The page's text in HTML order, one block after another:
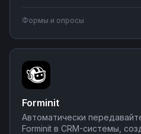
Google Sheets и Slack.
обратной связи клиентов
от простых уведомлений
аналитики.
Формы и опросы
Forminit
Автоматически
Forminit в CRM-системы,